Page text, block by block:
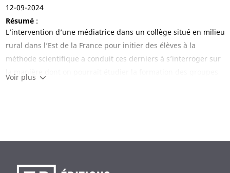
12-09-2024
Résumé:
L’intervention d’une médiatrice dans un collège situé en milieu
rural dans l’Est de la France pour initier des élèves à la
méthode scientifique a conduit ces derniers à s’interroger sur
la manière dont on pourrait étudier la formation des groupes
recherche scientifique ouverte et originale. Il en expose tout,
mêmes en passant par l’utilisation d’une méthode issue du
Voir plus